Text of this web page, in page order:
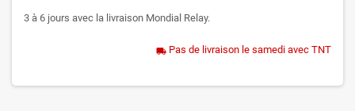
3 à 6 jours avec la livraison Mondial Relay.
local_shipping Pas de livraison le samedi avec TNT